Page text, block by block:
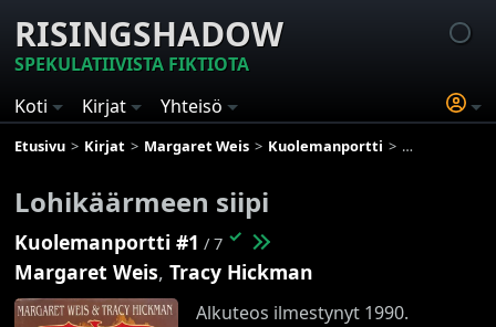
RISINGSHADOW
SPEKULATIIVISTA FIKTIOTA
Koti
Kirjat Yhteisö
Etusivu Kirjat Margaret Weis Kuolemanportti
Lohikäärmeen siipi
Kuolemanportti #1 / 7 ✓
Margaret Weis,Tracy Hickman
Alkuteos ilmestynyt 1990.